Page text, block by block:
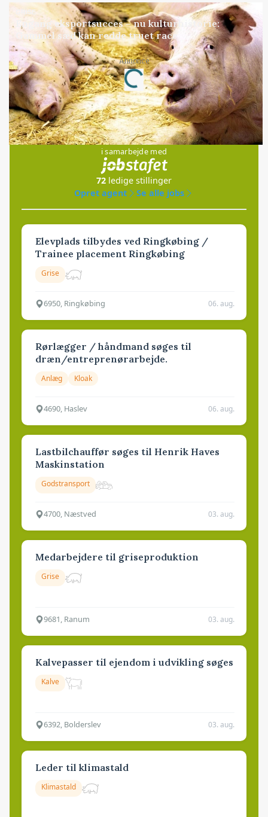
GRISE
Engang eksportsucces – nu kulturhistorie:
Gammel sæd kan redde truet race
Annonce
Loading...
Jobs
i samarbejde med
72 ledige stillinger
Opret agent
Se alle jobs
Elevplads tilbydes ved Ringkøbing /
Trainee placement Ringkøbing
Grise
6950, Ringkøbing 06. aug.
Rørlægger / håndmand søges til
dræn/entreprenørarbejde.
Anlæg Kloak
4690, Haslev 06. aug.
Lastbilchauffør søges til Henrik Haves
Maskinstation
Godstransport
4700, Næstved 03. aug.
Medarbejdere til griseproduktion
Grise
9681, Ranum 03. aug.
Kalvepasser til ejendom i udvikling søges
Kalve
6392, Bolderslev 03. aug.
Leder til klimastald
Klimastald